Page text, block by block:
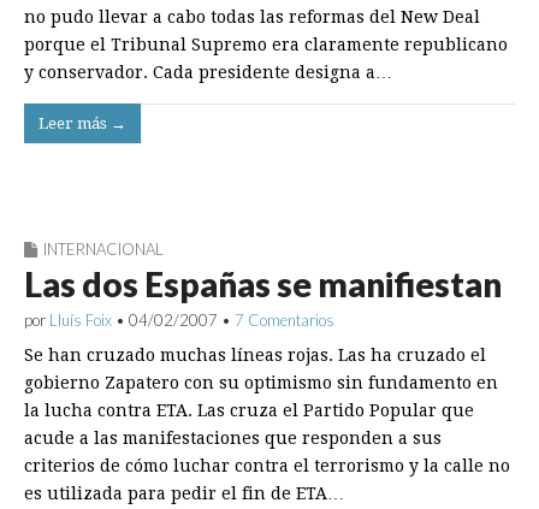
no pudo llevar a cabo todas las reformas del New Deal
porque el Tribunal Supremo era claramente republicano
y conservador. Cada presidente designa a…
Leer más →
INTERNACIONAL
Las dos Españas se manifiestan
por Lluís Foix • 04/02/2007 • 7 Comentarios
Se han cruzado muchas líneas rojas. Las ha cruzado el
gobierno Zapatero con su optimismo sin fundamento en
la lucha contra ETA. Las cruza el Partido Popular que
acude a las manifestaciones que responden a sus
criterios de cómo luchar contra el terrorismo y la calle no
es utilizada para pedir el fin de ETA…